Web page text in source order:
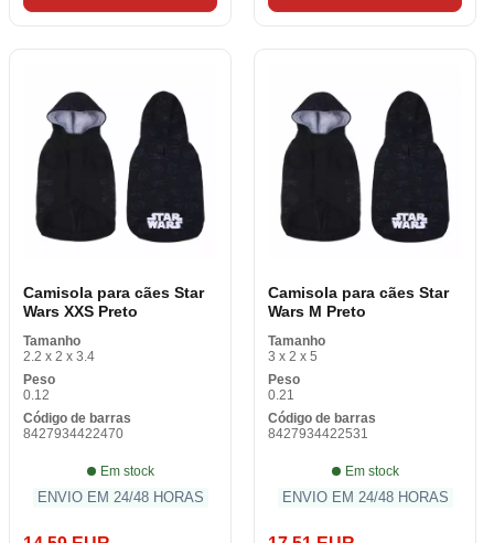
Camisola para cães Star
Wars XXS Preto
Tamanho
2.2 x 2 x 3.4
Peso
0.12
Código de barras
8427934422470
Em stock
ENVIO EM 24/48 HORAS
Camisola para cães Star
Wars M Preto
Tamanho
3 x 2 x 5
Peso
0.21
Código de barras
8427934422531
Em stock
ENVIO EM 24/48 HORAS